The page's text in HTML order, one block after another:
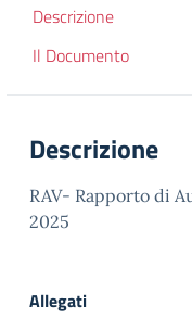
Descrizione
Il Documento
Descrizione
RAV- Rapporto di
2025
Allegati